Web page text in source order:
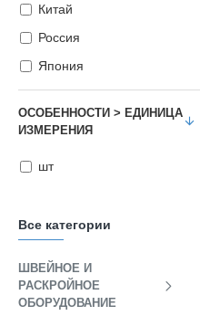
Китай
Россия
Япония
ОСОБЕННОСТИ > ЕДИНИЦА
ИЗМЕРЕНИЯ
шт
Все категории
ШВЕЙНОЕ И
РАСКРОЙНОЕ
ОБОРУДОВАНИЕ